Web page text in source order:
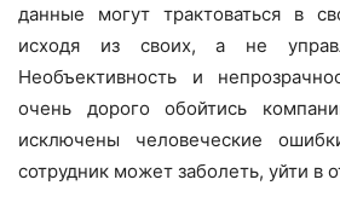
данные могут трактоваться в
исходя из своих, а не
Необъективность и
очень дорого обойтись
исключены человеческие
сотрудник может заболеть, уйти в